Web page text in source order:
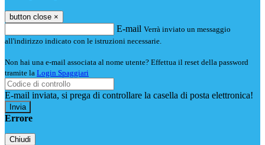
button close ×
E-mail Verrà inviato un messaggio
all'indirizzo indicato con le istruzioni necessarie.
Non hai una e-mail associata al nome utente? Effettua il reset della password
tramite la Login Spaggiari
E-mail inviata, si prega di controllare la casella di posta elettronica!
Errore
Chiudi